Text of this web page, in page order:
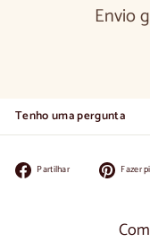
Envio
Tenho uma pergunta
Partilhar PartilharFazer